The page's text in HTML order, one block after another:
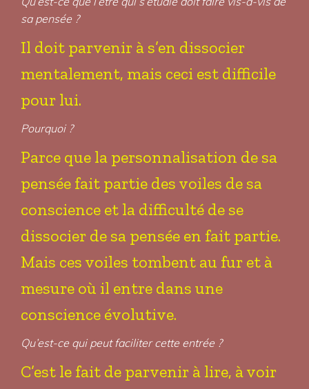
sa pensée ?
Il doit parvenir à s’en dissocier
mentalement, mais ceci est difficile
pour lui.
Pourquoi ?
Parce que la personnalisation de sa
pensée fait partie des voiles de sa
conscience et la difficulté de se
dissocier de sa pensée en fait partie.
Mais ces voiles tombent au fur et à
mesure où il entre dans une
conscience évolutive.
Qu’est-ce qui peut faciliter cette entrée ?
C’est le fait de parvenir à lire, à voir